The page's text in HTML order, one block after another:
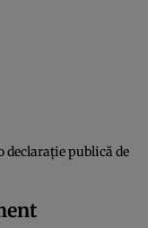
declarație publică de